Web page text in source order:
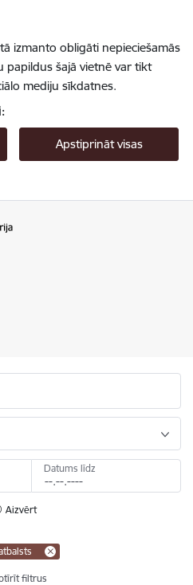
izmanto obligāti nepieciešamās
papildus šajā vietnē var tikt
mediju sīkdatnes.
Apstiprināt visas
Datums līdz
Aizvērt
filtrus